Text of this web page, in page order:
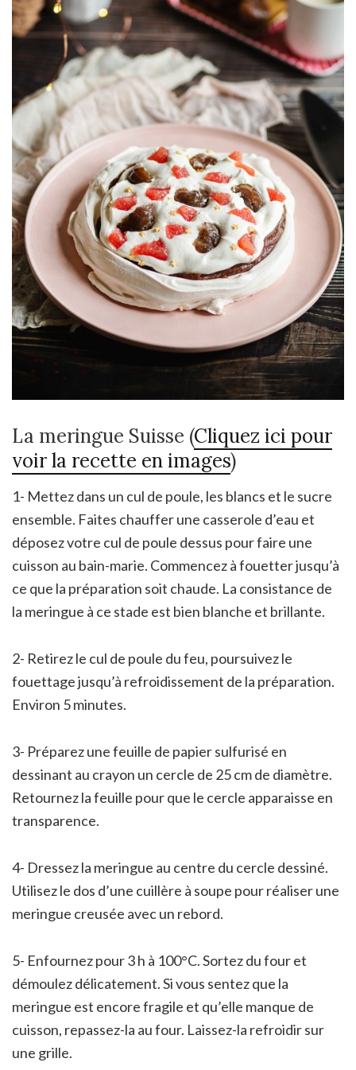
La meringue Suisse (Cliquez ici pour
voir la recette en images)
1- Mettez dans un cul de poule, les blancs et le sucre
ensemble. Faites chauffer une casserole d’eau et
déposez votre cul de poule dessus pour faire une
cuisson au bain-marie. Commencez à fouetter jusqu’à
ce que la préparation soit chaude. La consistance de
la meringue à ce stade est bien blanche et brillante.
2- Retirez le cul de poule du feu, poursuivez le
fouettage jusqu’à refroidissement de la préparation.
Environ 5 minutes.
3- Préparez une feuille de papier sulfurisé en
dessinant au crayon un cercle de 25 cm de diamètre.
Retournez la feuille pour que le cercle apparaisse en
transparence.
4- Dressez la meringue au centre du cercle dessiné.
Utilisez le dos d’une cuillère à soupe pour réaliser une
meringue creusée avec un rebord.
5- Enfournez pour 3 h à 100°C. Sortez du four et
démoulez délicatement. Si vous sentez que la
meringue est encore fragile et qu’elle manque de
cuisson, repassez-la au four. Laissez-la refroidir sur
une grille.